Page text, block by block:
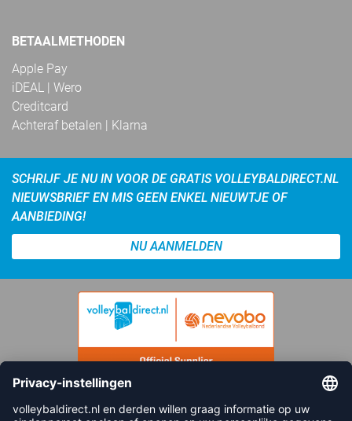
BETAALMETHODEN
Apple Pay
iDEAL | Wero
Creditcard
Achteraf betalen | Klarna
SCHRIJF JE NU IN VOOR DE GRATIS VOLLEYBALDIRECT.NL
NIEUWSBRIEF EN MIS GEEN ENKEL NIEUWTJE OF
AANBIEDING!
NU AANMELDEN